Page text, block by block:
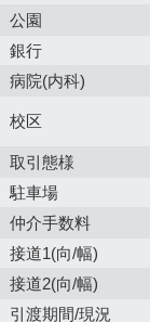
公園
銀行
病院(内科)
校区
取引態様
駐車場
仲介手数料
接道1(向/幅)
接道2(向/幅)
引渡期間/現況